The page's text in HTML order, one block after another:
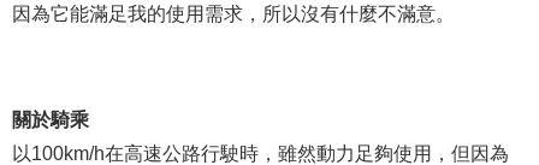
因為它能滿足我的使用需求，所以沒有什麼不滿意。
關於騎乘
以100km/h在高速公路行駛時，雖然動力足夠使用，但因為